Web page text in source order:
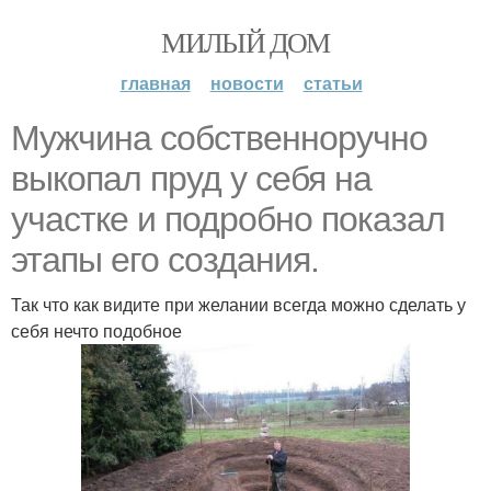
МИЛЫЙ ДОМ
главная новости статьи
Мужчина собственноручно
выкопал пруд у себя на
участке и подробно показал
этапы его создания.
Так что как видите при желании всегда можно сделать у
себя нечто подобное